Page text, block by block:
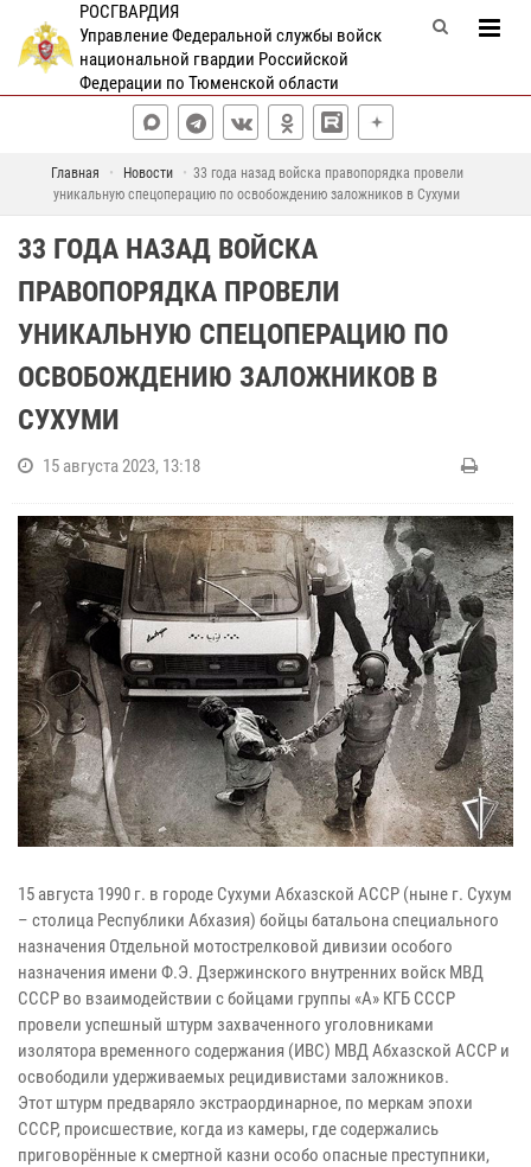
РОСГВАРДИЯ
Управление Федеральной службы войск
национальной гвардии Российской
Федерации по Тюменской области
Главная Новости
33 года назад войска правопорядка провели
уникальную спецоперацию по освобождению заложников в Сухуми
33 ГОДА НАЗАД ВОЙСКА
ПРАВОПОРЯДКА ПРОВЕЛИ
УНИКАЛЬНУЮ СПЕЦОПЕРАЦИЮ ПО
ОСВОБОЖДЕНИЮ ЗАЛОЖНИКОВ В
СУХУМИ
15 августа 2023, 13:18
15 августа 1990 г. в городе Сухуми Абхазской АССР (ныне г. Сухум
– столица Республики Абхазия) бойцы батальона специального
назначения Отдельной мотострелковой дивизии особого
назначения имени Ф.Э. Дзержинского внутренних войск МВД
СССР во взаимодействии с бойцами группы «А» КГБ СССР
провели успешный штурм захваченного уголовниками
изолятора временного содержания (ИВС) МВД Абхазской АССР и
освободили удерживаемых рецидивистами заложников.
Этот штурм предваряло экстраординарное, по меркам эпохи
СССР, происшествие, когда из камеры, где содержались
приговорённые к смертной казни особо опасные преступники,